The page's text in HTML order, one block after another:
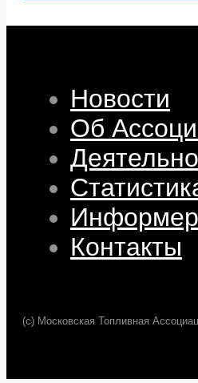
Новости
Об
Контакты
(c) Московская Топливная